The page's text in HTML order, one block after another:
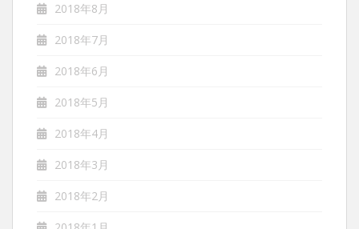
2018年8月
2018年7月
2018年6月
2018年5月
2018年4月
2018年3月
2018年2月